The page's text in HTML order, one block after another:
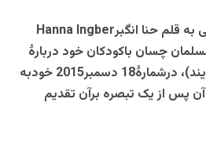
به قلم حنا انگبرHanna Ingber
چسان باکودکان خود دربارۀ
افراط گرایی صحبت می نمایند)، درشمارۀ18 دسمبر2015 خودبه
پس از یک تبصره برآن تقدیم